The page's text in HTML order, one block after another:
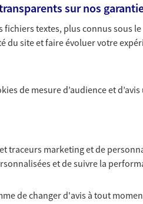
Une analyse
avec vos
proches
vos ressources
sur nos
textes, plus connus sous
site et faire évoluer votre
de mesure d’audience et
traceurs marketing et de
et de suivre la
de changer d'avis à tout